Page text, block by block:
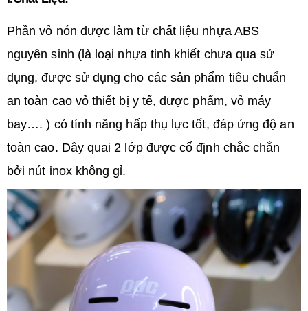
Phần vỏ nón được làm từ chất liệu nhựa ABS
nguyên sinh (là loại nhựa tinh khiết chưa qua sử
dụng, được sử dụng cho các sản phẩm tiêu chuẩn
an toàn cao vỏ thiết bị y tế, dược phẩm, vỏ máy
bay…. ) có tính năng hấp thụ lực tốt, đáp ứng độ an
toàn cao. Dây quai 2 lớp được cố định chắc chắn
bởi nút inox không gỉ.